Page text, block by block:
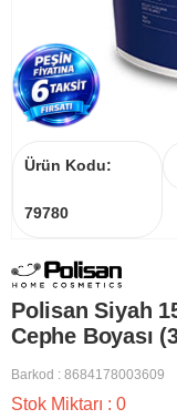
Ürün Kodu:
79780
Polisan Siyah
Cephe Boyası
Barkod : 8684178003609
Stok Miktarı : 0